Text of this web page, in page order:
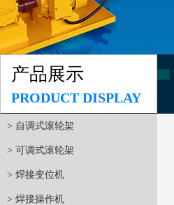
产品展示
PRODUCT DISPLAY
> 自调式滚轮架
> 可调式滚轮架
> 焊接变位机
> 焊接操作机